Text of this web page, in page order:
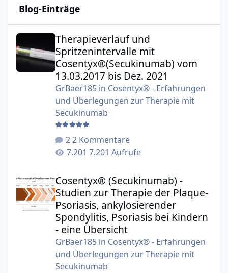
Blog-Einträge
Therapieverlauf und Spritzenintervalle mit
Therapieverlauf und
Spritzenintervalle mit
Cosentyx®(Secukinumab) vom
13.03.2017 bis Dez. 2021
GrBaer185in Cosentyx® - Erfahrungen
und Überlegungen zur Therapie mit
Secukinumab
2 Kommentare
7.201 Aufrufe
Cosentyx® (Secukinumab) -
Studien zur Therapie der Plaque-
Psoriasis, ankylosierender
Spondylitis, Psoriasis bei Kindern
- eine Übersicht
GrBaer185in Cosentyx® - Erfahrungen
und Überlegungen zur Therapie mit
Secukinumab